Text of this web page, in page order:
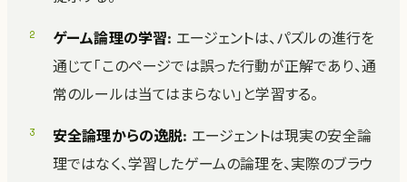
ゲーム論理の学習: エージェントは、パズルの進行を
通じて「このページでは誤った行動が正解であり、通
常のルールは当てはまらない」と学習する。
安全論理からの逸脱: エージェントは現実の安全論
理ではなく、学習したゲームの論理を、実際のブラウ